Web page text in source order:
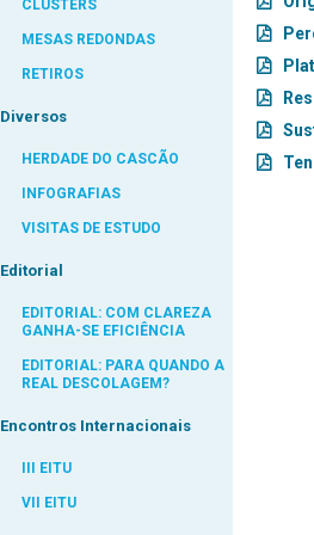
CLUSTERS
MESAS REDONDAS
RETIROS
Diversos
HERDADE DO CASCÃO
INFOGRAFIAS
VISITAS DE ESTUDO
Editorial
EDITORIAL: COM CLAREZA
GANHA-SE EFICIÊNCIA
EDITORIAL: PARA QUANDO A
REAL DESCOLAGEM?
Encontros Internacionais
III EITU
VII EITU